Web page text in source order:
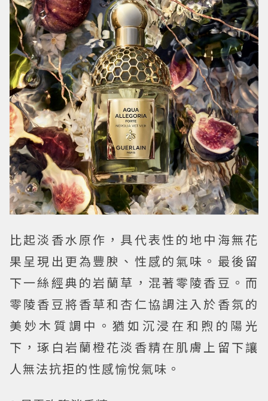
比起淡香水原作，具代表性的地中海無花
果呈現出更為豐腴、性感的氣味。最後留
下一絲經典的岩蘭草，混著零陵香豆。而
零陵香豆將香草和杏仁協調注入於香氛的
美妙木質調中。猶如沉浸在和煦的陽光
下，琢白岩蘭橙花淡香精在肌膚上留下讓
人無法抗拒的性感愉悅氣味。